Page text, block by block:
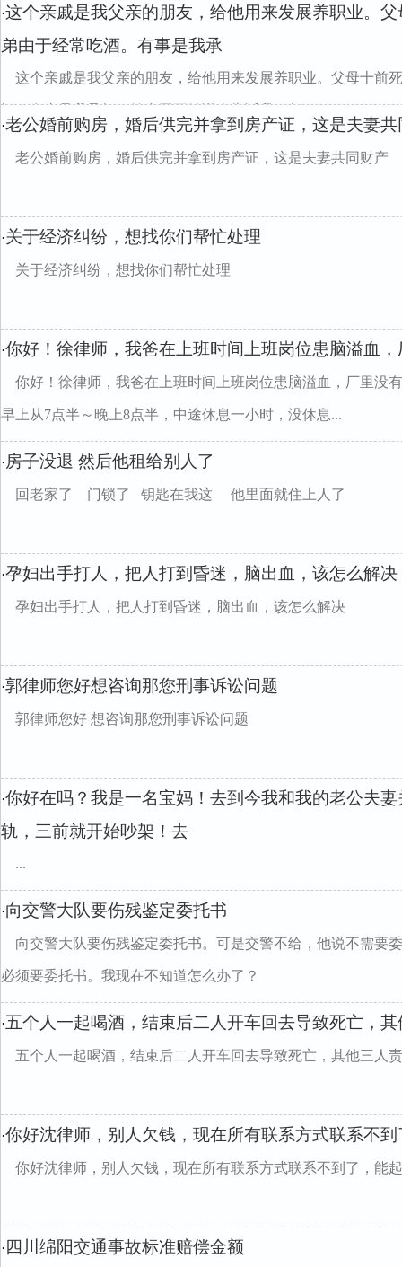
·这个亲戚是我父亲的朋友，给他用来发展养职业。
弟由于经常吃酒。有事是我承
这个亲戚是我父亲的朋友，给他用来发展养职业。父母十前
酒。有事是我承担。签合同开始说会告诉我，都一了...
·老公婚前购房，婚后供完并拿到房产证，这是夫妻共
老公婚前购房，婚后供完并拿到房产证，这是夫妻共同财产
·关于经济纠纷，想找你们帮忙处理
关于经济纠纷，想找你们帮忙处理
·你好！徐律师，我爸在上班时间上班岗位患脑溢血
你好！徐律师，我爸在上班时间上班岗位患脑溢血，厂里没
早上从7点半～晚上8点半，中途休息一小时，没休息...
·房子没退 然后他租给别人了
回老家了 门锁了 钥匙在我这 他里面就住上人了
·孕妇出手打人，把人打到昏迷，脑出血，该怎么解决
孕妇出手打人，把人打到昏迷，脑出血，该怎么解决
·郭律师您好想咨询那您刑事诉讼问题
郭律师您好 想咨询那您刑事诉讼问题
·你好在吗？我是一名宝妈！去到今我和我的老公夫
轨，三前就开始吵架！去
...
·向交警大队要伤残鉴定委托书
向交警大队要伤残鉴定委托书。可是交警不给，他说不需要
必须要委托书。我现在不知道怎么办了？
·五个人一起喝酒，结束后二人开车回去导致死亡，
五个人一起喝酒，结束后二人开车回去导致死亡，其他三人
·你好沈律师，别人欠钱，现在所有联系方式联系不
你好沈律师，别人欠钱，现在所有联系方式联系不到了，能
· 四川绵阳交通事故标准赔偿金额